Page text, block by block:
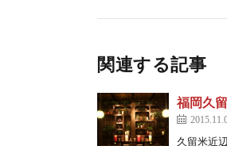
関連する記事
福岡久
久留米近